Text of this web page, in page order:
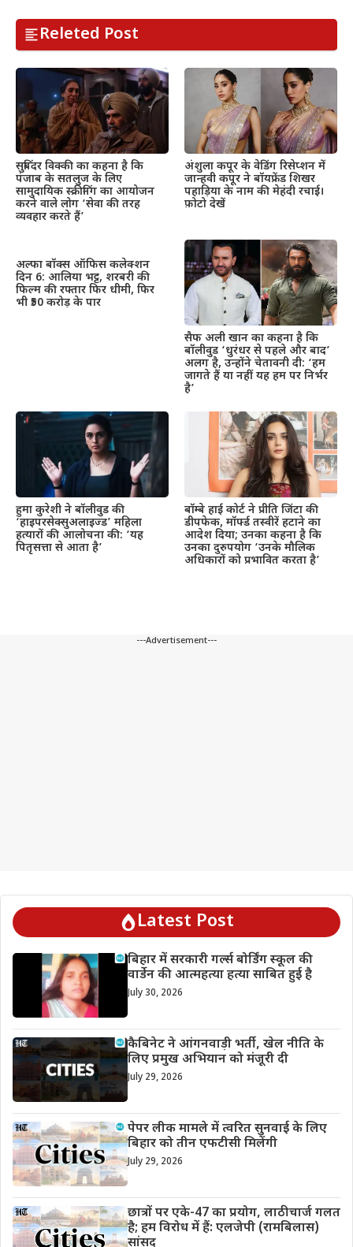
Releted Post
सुबिंदर विक्की का कहना है कि
पंजाब के सतलुज के लिए
सामुदायिक स्क्रीनिंग का आयोजन
करने वाले लोग ‘सेवा की तरह
व्यवहार करते हैं’
अंशुला कपूर के वेडिंग रिसेप्शन में
जान्हवी कपूर ने बॉयफ्रेंड शिखर
पहाड़िया के नाम की मेहंदी रचाई।
फ़ोटो देखें
अल्फा बॉक्स ऑफिस कलेक्शन
दिन 6: आलिया भट्ट, शरबरी की
फिल्म की रफ्तार फिर धीमी, फिर
भी ₹50 करोड़ के पार
सैफ अली खान का कहना है कि
बॉलीवुड ‘धुरंधर से पहले और बाद’
अलग है, उन्होंने चेतावनी दी: ‘हम
जागते हैं या नहीं यह हम पर निर्भर
है’
हुमा कुरेशी ने बॉलीवुड की
‘हाइपरसेक्सुअलाइज्ड’ महिला
हत्यारों की आलोचना की: ‘यह
पितृसत्ता से आता है’
बॉम्बे हाई कोर्ट ने प्रीति जिंटा की
डीपफेक, मॉर्फ्ड तस्वीरें हटाने का
आदेश दिया; उनका कहना है कि
उनका दुरुपयोग ‘उनके मौलिक
अधिकारों को प्रभावित करता है’
---Advertisement---
Latest Post
बिहार में सरकारी गर्ल्स बोर्डिंग स्कूल की
वार्डेन की आत्महत्या हत्या साबित हुई है
July 30, 2026
कैबिनेट ने आंगनवाड़ी भर्ती, खेल नीति के
लिए प्रमुख अभियान को मंजूरी दी
July 29, 2026
पेपर लीक मामले में त्वरित सुनवाई के लिए
बिहार को तीन एफटीसी मिलेंगी
July 29, 2026
छात्रों पर एके-47 का प्रयोग, लाठीचार्ज गलत
है; हम विरोध में हैं: एलजेपी (रामबिलास)
सांसद